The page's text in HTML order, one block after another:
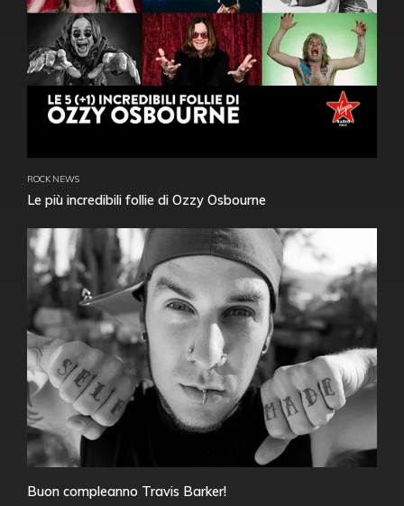
ROCK NEWS
Le più incredibili follie di Ozzy Osbourne
Buon compleanno Travis Barker!